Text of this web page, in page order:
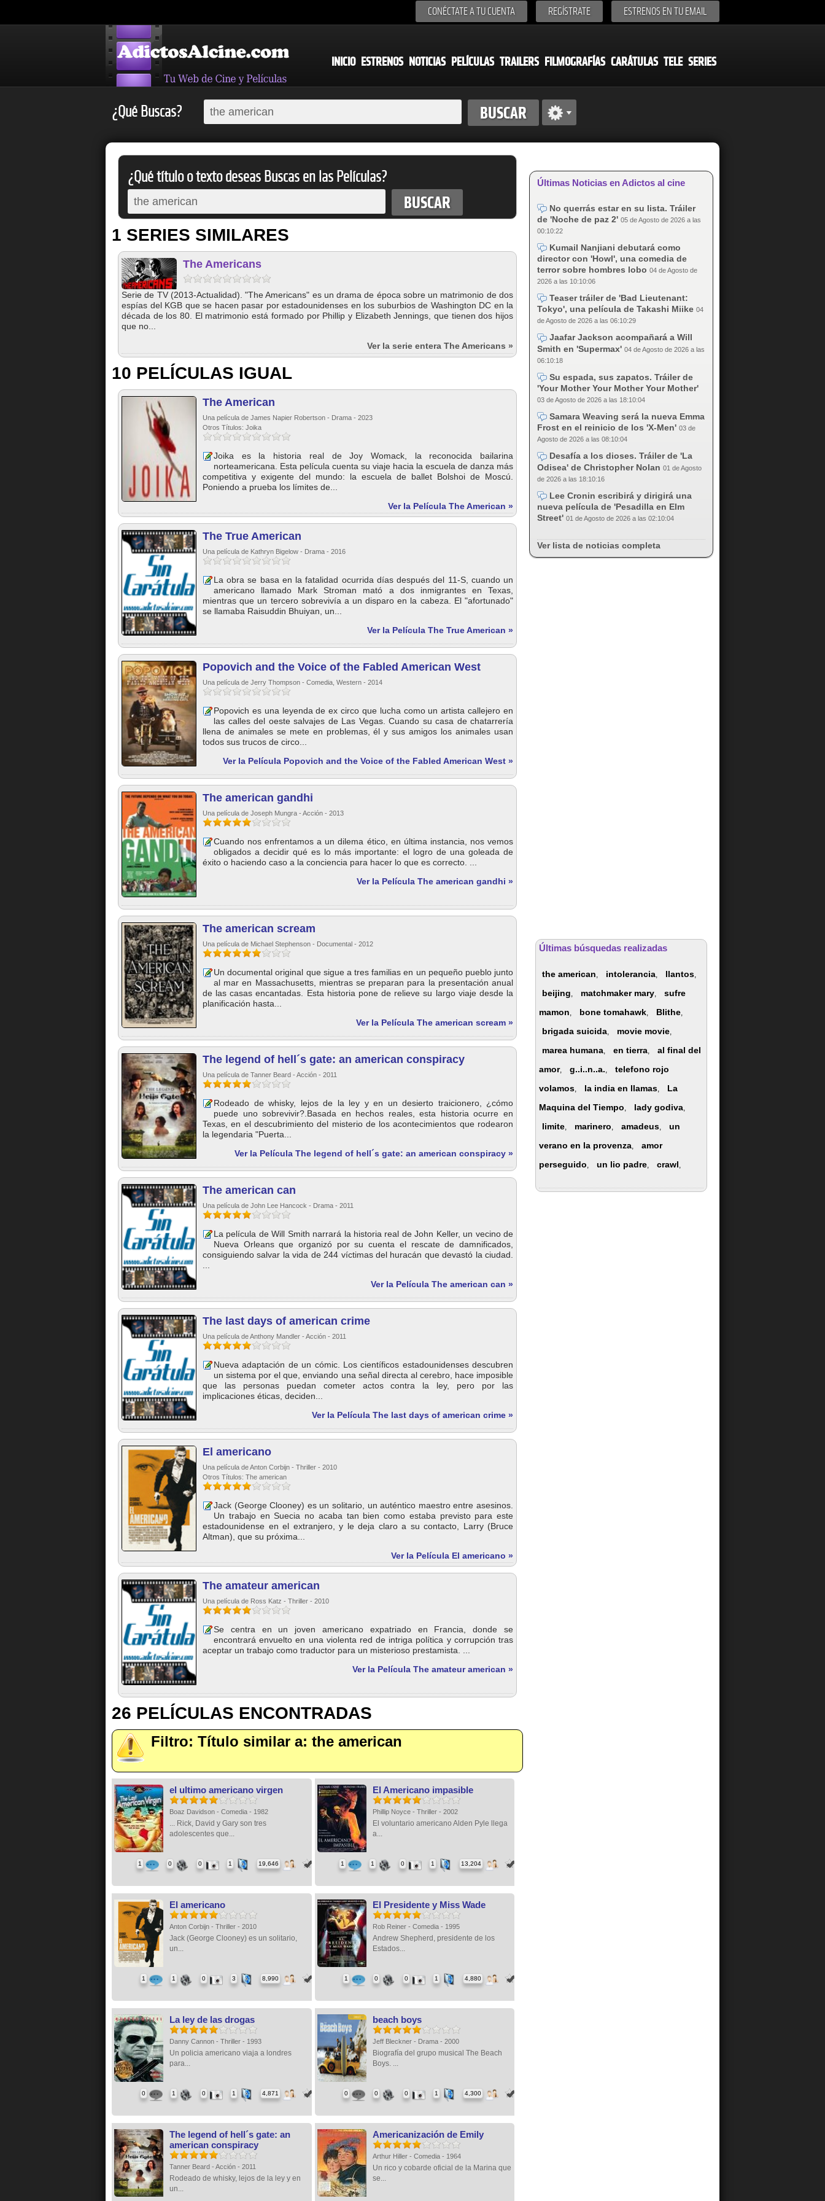
CONÉCTATE A TU CUENTA REGÍSTRATE ESTRENOS EN TU EMAIL
INICIO ESTRENOS NOTICIAS PELÍCULAS TRAILERS FILMOGRAFÍAS CARÁTULAS TELE SERIES
¿Qué Buscas?
¿Qué título o texto deseas Buscas en las Películas?
1 SERIES SIMILARES
The Americans
Serie de TV (2013-Actualidad). "The Americans" es un drama de época sobre un matrimonio de dos
espías del KGB que se hacen pasar por estadounidenses en los suburbios de Washington DC en la
década de los 80. El matrimonio está formado por Phillip y Elizabeth Jennings, que tienen dos hijos
que no...
Ver la serie entera The Americans »
10 PELÍCULAS IGUAL
The American
Una película de James Napier Robertson - Drama - 2023
Otros Títulos: Joika
Joika es la historia real de Joy Womack, la reconocida bailarina
norteamericana. Esta película cuenta su viaje hacia la escuela de danza más
competitiva y exigente del mundo: la escuela de ballet Bolshoi de Moscú.
Poniendo a prueba los límites de...
Ver la Película The American »
The True American
Una película de Kathryn Bigelow - Drama - 2016
La obra se basa en la fatalidad ocurrida días después del 11-S, cuando un
americano llamado Mark Stroman mató a dos inmigrantes en Texas,
mientras que un tercero sobrevivía a un disparo en la cabeza. El "afortunado"
se llamaba Raisuddin Bhuiyan, un...
Ver la Película The True American »
Popovich and the Voice of the Fabled American West
Una película de Jerry Thompson - Comedia, Western - 2014
Popovich es una leyenda de ex circo que lucha como un artista callejero en
las calles del oeste salvajes de Las Vegas. Cuando su casa de chatarrería
llena de animales se mete en problemas, él y sus amigos los animales usan
todos sus trucos de circo...
Ver la Película Popovich and the Voice of the Fabled American West »
The american gandhi
Una película de Joseph Mungra - Acción - 2013
Cuando nos enfrentamos a un dilema ético, en última instancia, nos vemos
obligados a decidir qué es lo más importante: el logro de una goleada de
éxito o haciendo caso a la conciencia para hacer lo que es correcto. ...
Ver la Película The american gandhi »
The american scream
Una película de Michael Stephenson - Documental - 2012
Un documental original que sigue a tres familias en un pequeño pueblo junto
al mar en Massachusetts, mientras se preparan para la presentación anual
de las casas encantadas. Esta historia pone de relieve su largo viaje desde la
planificación hasta...
Ver la Película The american scream »
The legend of hell´s gate: an american conspiracy
Una película de Tanner Beard - Acción - 2011
Rodeado de whisky, lejos de la ley y en un desierto traicionero, ¿cómo
puede uno sobrevivir?.Basada en hechos reales, esta historia ocurre en
Texas, en el descubrimiento del misterio de los acontecimientos que rodearon
la legendaria "Puerta...
Ver la Película The legend of hell´s gate: an american conspiracy »
The american can
Una película de John Lee Hancock - Drama - 2011
La película de Will Smith narrará la historia real de John Keller, un vecino de
Nueva Orleans que organizó por su cuenta el rescate de damnificados,
consiguiendo salvar la vida de 244 víctimas del huracán que devastó la ciudad.
Ver la Película The american can »
The last days of american crime
Una película de Anthony Mandler - Acción - 2011
Nueva adaptación de un cómic. Los científicos estadounidenses descubren
un sistema por el que, enviando una señal directa al cerebro, hace imposible
que las personas puedan cometer actos contra la ley, pero por las
implicaciones éticas, deciden...
Ver la Película The last days of american crime »
El americano
Una película de Anton Corbijn - Thriller - 2010
Otros Títulos: The american
Jack (George Clooney) es un solitario, un auténtico maestro entre asesinos.
Un trabajo en Suecia no acaba tan bien como estaba previsto para este
estadounidense en el extranjero, y le deja claro a su contacto, Larry (Bruce
Altman), que su próxima...
Ver la Película El americano »
The amateur american
Una película de Ross Katz - Thriller - 2010
Se centra en un joven americano expatriado en Francia, donde se
encontrará envuelto en una violenta red de intriga política y corrupción tras
aceptar un trabajo como traductor para un misterioso prestamista. ...
Ver la Película The amateur american »
26 PELÍCULAS ENCONTRADAS
Filtro: Título similar a: the american
el ultimo americano virgen
Boaz Davidson - Comedia - 1982
... Rick, David y Gary son tres
adolescentes que...
1 0 0 1 19,646
El Americano impasible
Phillip Noyce - Thriller - 2002
El voluntario americano Alden Pyle llega
a...
1 1 0 1 13,204
El americano
Anton Corbijn - Thriller - 2010
Jack (George Clooney) es un solitario,
un...
1 1 0 3 8,990
El Presidente y Miss Wade
Rob Reiner - Comedia - 1995
Andrew Shepherd, presidente de los
Estados...
1 0 0 1 4,880
La ley de las drogas
Danny Cannon - Thriller - 1993
Un policia americano viaja a londres
para...
0 1 0 1 4,871
beach boys
Jeff Bleckner - Drama - 2000
Biografía del grupo musical The Beach
Boys. ...
0 0 0 1 4,300
The legend of hell´s gate: an
american conspiracy
Tanner Beard - Acción - 2011
Rodeado de whisky, lejos de la ley y en
un...
Americanización de Emily
Arthur Hiller - Comedia - 1964
Un rico y cobarde oficial de la Marina que
se...
Últimas Noticias en Adictos al cine
No querrás estar en su lista. Tráiler
de 'Noche de paz 2' 05 de Agosto de 2026 a las
00:10:22
Kumail Nanjiani debutará como
director con 'Howl', una comedia de
terror sobre hombres lobo 04 de Agosto de
2026 a las 10:10:06
Teaser tráiler de 'Bad Lieutenant:
Tokyo', una película de Takashi Miike 04
de Agosto de 2026 a las 06:10:29
Jaafar Jackson acompañará a Will
Smith en 'Supermax' 04 de Agosto de 2026 a las
06:10:18
Su espada, sus zapatos. Tráiler de
'Your Mother Your Mother Your Mother'
03 de Agosto de 2026 a las 18:10:04
Samara Weaving será la nueva Emma
Frost en el reinicio de los 'X-Men' 03 de
Agosto de 2026 a las 08:10:04
Desafía a los dioses. Tráiler de 'La
Odisea' de Christopher Nolan 01 de Agosto
de 2026 a las 18:10:16
Lee Cronin escribirá y dirigirá una
nueva película de 'Pesadilla en Elm
Street' 01 de Agosto de 2026 a las 02:10:04
Ver lista de noticias completa
Últimas búsquedas realizadas
the american, intolerancia, llantos,
beijing, matchmaker mary,
sufre
mamon, bone tomahawk, Blithe,
brigada suicida, movie movie,
marea humana, en tierra,
al final del
amor, g..i..n..a.,
telefono rojo
volamos, la india en llamas,
La
Maquina del Tiempo, lady godiva,
limite, marinero, amadeus,
un
verano en la provenza,
amor
perseguido, un lio padre, crawl,